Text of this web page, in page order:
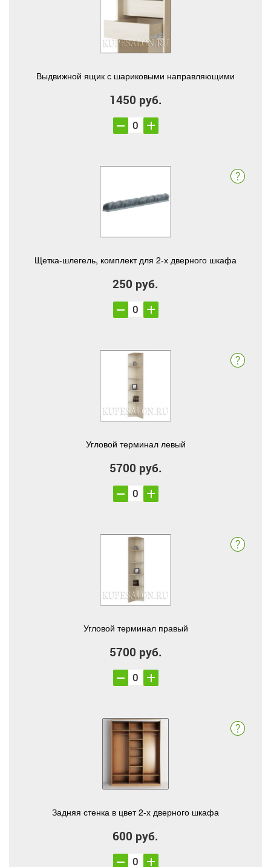
Выдвижной ящик с шариковыми направляющими
1450 руб.
Щетка-шлегель, комплект для 2-х дверного шкафа
250 руб.
Угловой терминал левый
5700 руб.
Угловой терминал правый
5700 руб.
Задняя стенка в цвет 2-х дверного шкафа
600 руб.